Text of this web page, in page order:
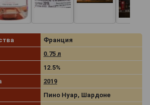
Франция
0.75 л
12.5%
2019
Пино Нуар, Шардоне